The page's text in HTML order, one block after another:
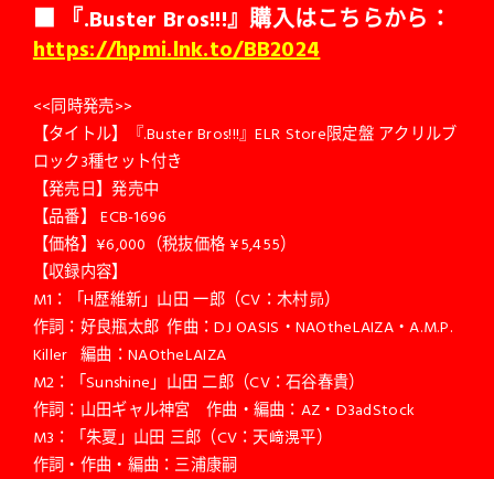
■ 『.Buster Bros!!!』購入はこちらから：
https://hpmi.lnk.to/BB2024
<<同時発売>>
【タイトル】『.Buster Bros!!!』ELR Store限定盤 アクリルブ
ロック3種セット付き
【発売日】発売中
【品番】 ECB-1696
【価格】¥6,000（税抜価格 ¥5,455）
【収録内容】
M1：「H歴維新」山田 一郎（CV：木村昴）
作詞：好良瓶太郎 作曲：DJ OASIS・NAOtheLAIZA・A.M.P.
Killer 編曲：NAOtheLAIZA
M2：「Sunshine」山田 二郎（CV：石谷春貴）
作詞：山田ギャル神宮 作曲・編曲：AZ・D3adStock
M3：「朱夏」山田 三郎（CV：天﨑滉平）
作詞・作曲・編曲：三浦康嗣